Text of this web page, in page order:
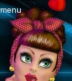
menu